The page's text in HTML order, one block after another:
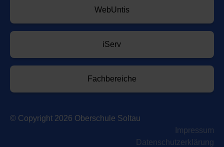
WebUntis
iServ
Fachbereiche
© Copyright 2026 Oberschule Soltau
Impressum
Datenschutzerklärung